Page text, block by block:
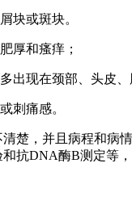
块或斑块。
厚和瘙痒；
出现在颈部、头皮
刺痛感。
楚，并且病程和病
抗DNA酶B测定等